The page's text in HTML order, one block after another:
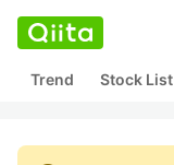
Trend Stock List